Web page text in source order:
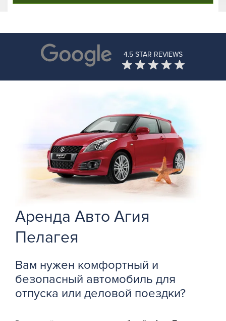
4.5 STAR REVIEWS
Аренда Авто Агия
Пелагея
Вам нужен комфортный и
безопасный автомобиль для
отпуска или деловой поездки?